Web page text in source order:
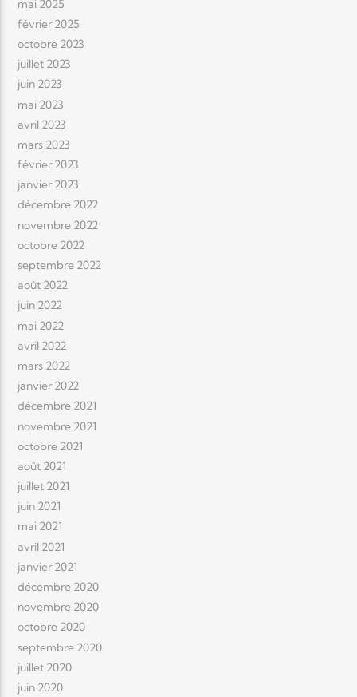
mai 2025
février 2025
octobre 2023
juillet 2023
juin 2023
mai 2023
avril 2023
mars 2023
février 2023
janvier 2023
décembre 2022
novembre 2022
octobre 2022
septembre 2022
août 2022
juin 2022
mai 2022
avril 2022
mars 2022
janvier 2022
décembre 2021
novembre 2021
octobre 2021
août 2021
juillet 2021
juin 2021
mai 2021
avril 2021
janvier 2021
décembre 2020
novembre 2020
octobre 2020
septembre 2020
juillet 2020
juin 2020